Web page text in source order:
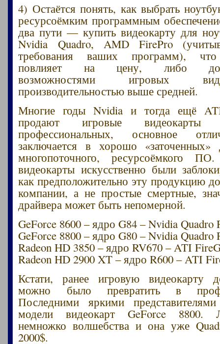
4) Остаётся понять, как выбрать
ресурсоёмким программным
два пути — купить видеокарту для
Nvidia Quadro, AMD FirePro
требования ваших программ), что
повлияет на цену, либо
возможностями игровых
производительностью выше средней.
Многие годы Nvidia и тогда ещё
продают игровые
профессиональных, основное
заключается в хорошо «заточенных»
многопоточного, ресурсоёмкого
видеокарты искусственно были
как предположительно эту продукцию
компании, а не простые смертные,
драйвера может быть непомерной.
GeForce 8600 – ядро G84 – Nvidia Quadro
GeForce 8800 – ядро G80 – Nvidia Quadro
Radeon HD 3850 – ядро RV670 – ATI
Radeon HD 2900 XT – ядро R600 – ATI
Кстати, ранее игровую видеокарту
можно было превратить в
Последними яркими
модели видеокарт GeForce 8800.
немножко волшебства и она уже
2000$.